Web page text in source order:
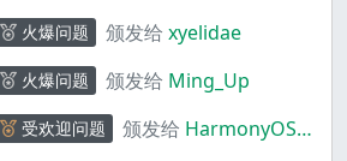
火爆问题 颁发给 xyelidae
火爆问题 颁发给 Ming_Up
受欢迎问题 颁发给 HarmonyOS